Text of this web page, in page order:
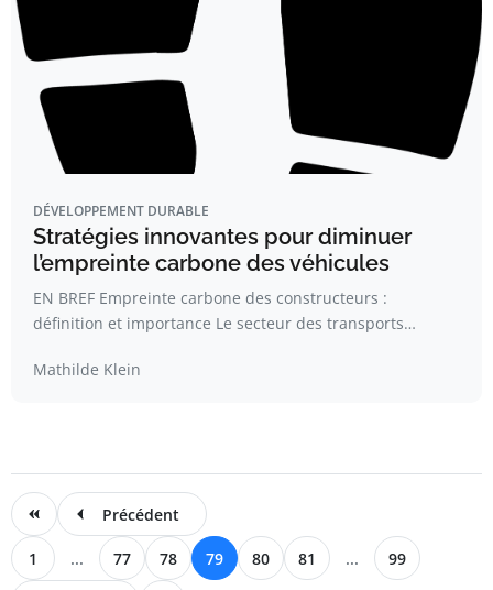
DÉVELOPPEMENT DURABLE
Stratégies innovantes pour diminuer
l’empreinte carbone des véhicules
EN BREF Empreinte carbone des constructeurs :
définition et importance Le secteur des transports…
Mathilde Klein
Précédent
1 ... 77 78 79 80 81 ... 99